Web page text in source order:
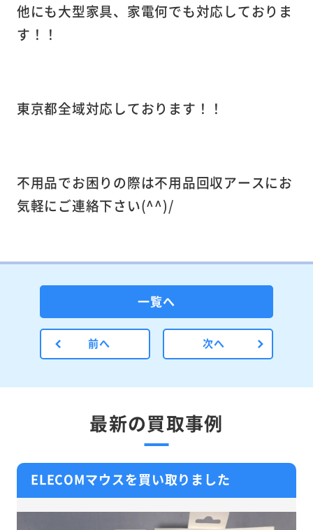
他にも大型家具、家電何でも対応しておりま
す！！
東京都全域対応しております！！
不用品でお困りの際は不用品回収アースにお
気軽にご連絡下さい(^^)/
前へ
一覧へ
次へ
最新の買取事例
ELECOMマウスを買い取りました